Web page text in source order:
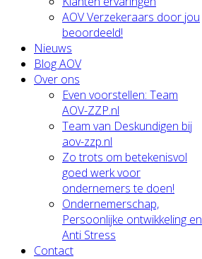
AOV Verzekeraars door jou
beoordeeld!
Nieuws
Blog AOV
Over ons
Even voorstellen: Team
AOV-ZZP.nl
Team van Deskundigen bij
aov-zzp.nl
Zo trots om betekenisvol
goed werk voor
ondernemers te doen!
Ondernemerschap,
Persoonlijke ontwikkeling en
Anti Stress
Contact